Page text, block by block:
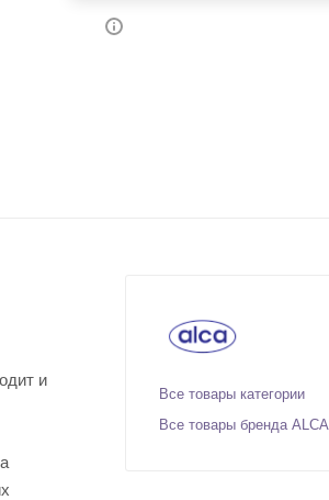
и
Все товары категории
Все товары бренда ALCA